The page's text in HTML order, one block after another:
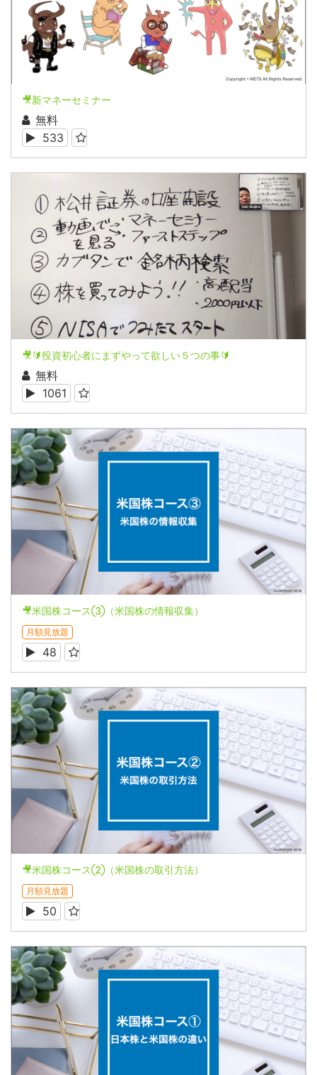
🎥新マネーセミナー
無料
533
🎥🔰投資初心者にまずやって欲しい５つの事🔰
無料
1061
🎥米国株コース③（米国株の情報収集）
月額見放題
48
🎥米国株コース②（米国株の取引方法）
月額見放題
50